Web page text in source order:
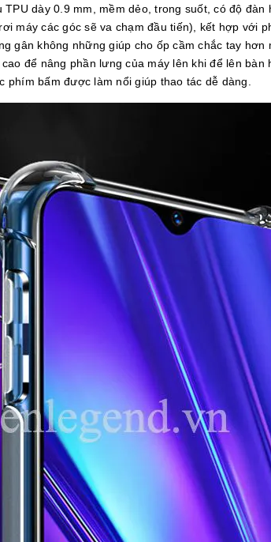
TPU dày 0.9 mm, mềm dẻo, trong suốt, có độ
máy các góc sẽ va chạm đầu tiến), kết hợp với
gân không những giúp cho ốp cầm chắc tay
để nâng phần lưng của máy lên khi để lên
bấm được làm nổi giúp thao tác dễ dàng.